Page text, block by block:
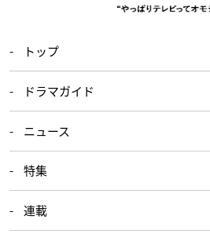
トップ
ドラマガイド
ニュース
特集
連載